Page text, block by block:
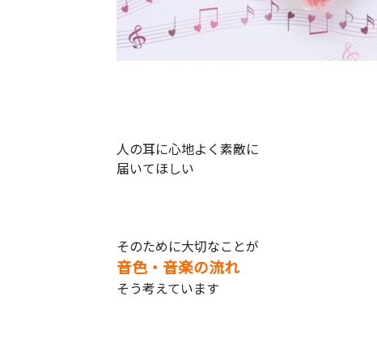
人の耳に心地よく素敵に
届いてほしい
そのために大切なことが
音色・音楽の流れ
そう考えています